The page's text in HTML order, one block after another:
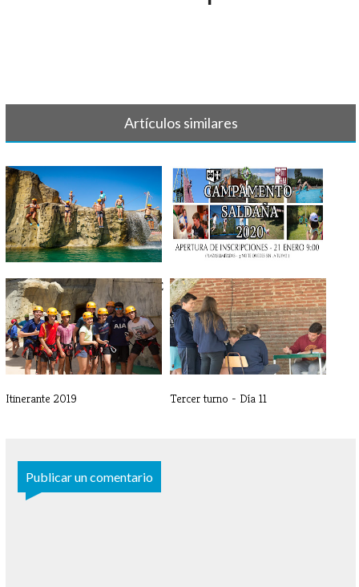
Artículos similares
ITINERANTE 2020 - EQUIPAJE SALDAÑA 2020 -
INSCRIPCIONES
Itinerante 2019 Tercer turno - Día 11
Publicar un comentario